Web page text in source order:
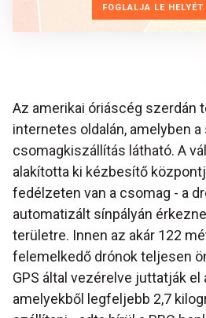
FOGLALJA LE
Az amerikai óriáscég szerdán
internetes oldalán, amelyben
csomagkiszállítás látható. A
alakította ki kézbesítő
fedélzeten van a csomag - a
automatizált sínpályán
területre. Innen az akár 122
felemelkedő drónok teljesen
GPS által vezérelve juttatják el
amelyekből legfeljebb 2,7